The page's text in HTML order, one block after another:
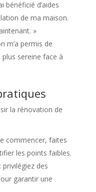
bénéficié d’aides
de ma maison.
»
m’a permis de
sereine face à
la rénovation de
commencer, faites
les points faibles.
des
garantir une